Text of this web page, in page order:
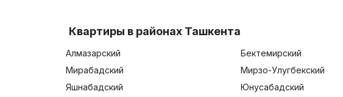
Квартиры в районах Ташкента
Алмазарский Бектемирский
Мирабадский
Мирзо-Улугбекский
Яшнабадский
Юнусабадский